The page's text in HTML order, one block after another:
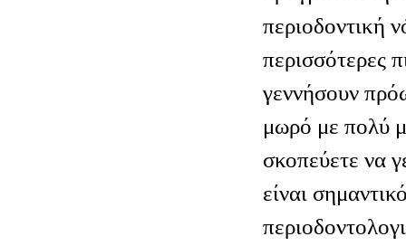
περιοδοντική
περισσότερες
γεννήσουν
μωρό με πολύ
σκοπεύετε να
είναι